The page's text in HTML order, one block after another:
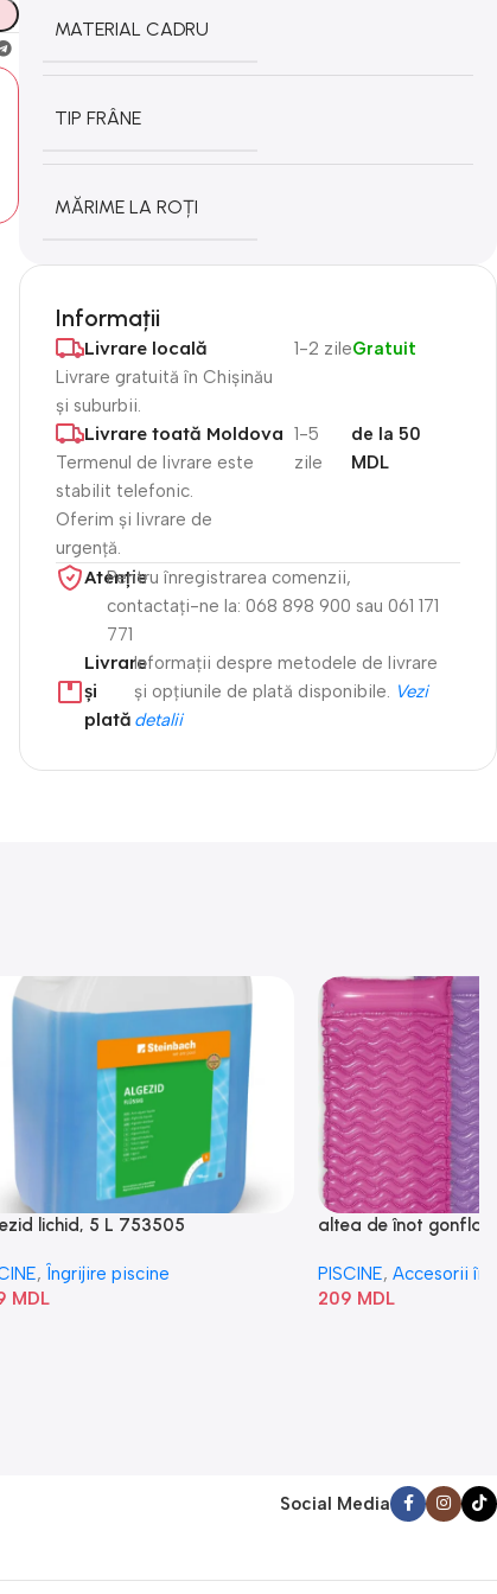
MATERIAL CADRU
TIP FRÂNE
MĂRIME LA ROȚI
Informații
Livrare locală
Livrare gratuită în Chișinău
și suburbii.
1-2 zileGratuit
Livrare toată Moldova
Termenul de livrare este
stabilit telefonic.
Oferim și livrare de
urgență.
1-5
zile
de la 50
MDL
Atenție​
Pentru înregistrarea comenzii,
contactați-ne la: 068 898 900 sau 061 171
771
Livrare
și
plată
Informații despre metodele de livrare
și opțiunile de plată disponibile.
Vezi
detalii
lichid, 5 L 753505
, Îngrijire piscine
MDL
altea de înot
PISCINE, Accesorii
209 MDL
Social Media